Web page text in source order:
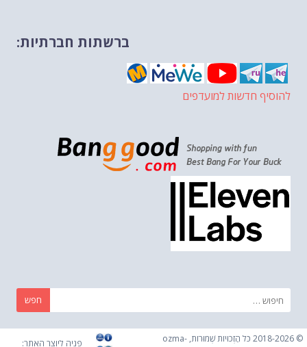
ברשתות חברתיות:
להוסיף חדשות למועדפים
חפש:
© 2018-2026 כֹּל הַזְכוּיוֹת שְׁמוּרוֹת, ozma-
פניה ליוצר האתר: